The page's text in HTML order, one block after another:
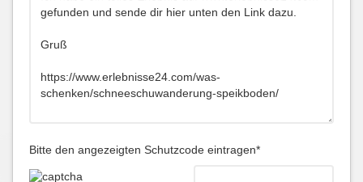
Bitte den angezeigten Schutzcode eintragen*